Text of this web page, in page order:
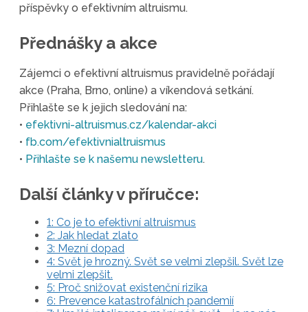
příspěvky o efektivním altruismu.
Přednášky a akce
Zájemci o efektivní altruismus pravidelně pořádají
akce (Praha, Brno, online) a víkendová setkání.
Přihlašte se k jejich sledování na:
• efektivni-altruismus.cz/kalendar-akci
• fb.com/efektivnialtruismus
• Přihlašte se k našemu newsletteru.
Další články v příručce:
1: Co je to efektivní altruismus
2: Jak hledat zlato
3: Mezní dopad
4: Svět je hrozný. Svět se velmi zlepšil. Svět lze
velmi zlepšit.
5: Proč snižovat existenční rizika
6: Prevence katastrofálních pandemií